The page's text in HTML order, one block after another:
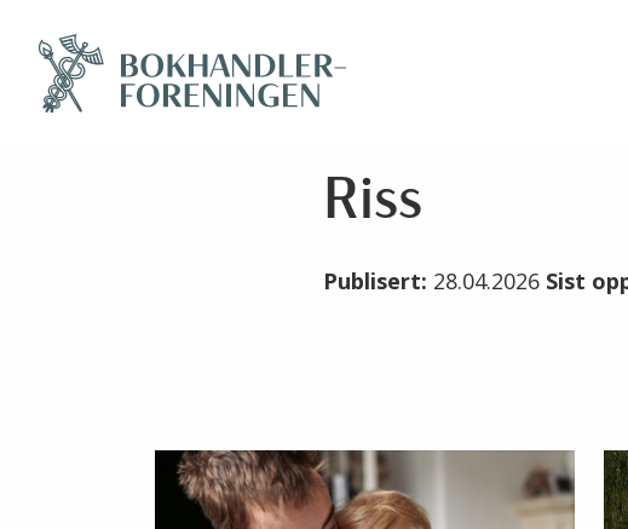
Riss
Publisert: 28.04.2026 Sist